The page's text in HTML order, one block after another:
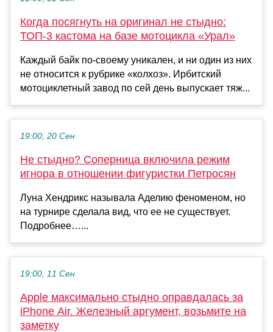
Когда посягнуть на оригинал не стыдно:
ТОП-3 кастома на базе мотоцикла «Урал»
Каждый байк по-своему уникален, и ни один из них
не относится к рубрике «колхоз». Ирбитский
мотоциклетный завод по сей день выпускает тяж...
19:00, 20 Сен
Не стыдно? Соперница включила режим
игнора в отношении фигуристки Петросян
Луна Хендрикс называла Аделию феноменом, но
на турнире сделала вид, что ее не существует.
Подробнее…...
19:00, 11 Сен
Apple максимально стыдно оправдалась за
iPhone Air. Железный аргумент, возьмите на
заметку